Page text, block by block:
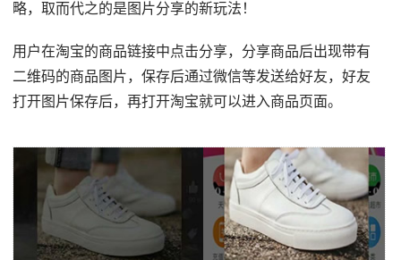
略，取而代之的是图片分享的新玩法！
用户在淘宝的商品链接中点击分享，分享商品后出现带有
二维码的商品图片，保存后通过微信等发送给好友，好友
打开图片保存后，再打开淘宝就可以进入商品页面。